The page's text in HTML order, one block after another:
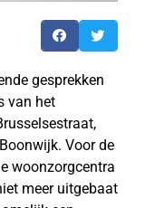
gesprekken
van het
Voor de
woonzorgcentra
meer uitgebaat